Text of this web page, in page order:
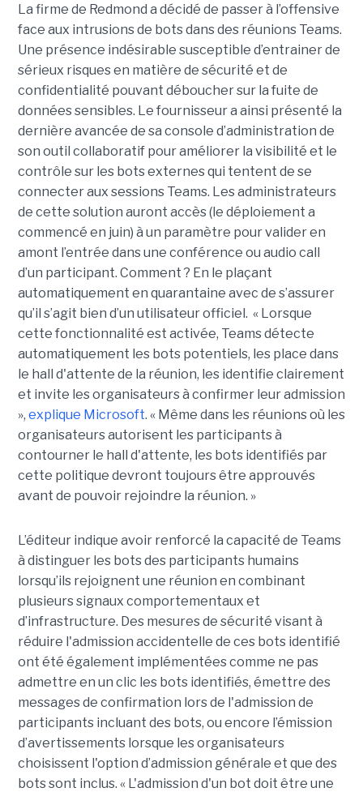
La firme de Redmond a décidé de passer à l’offensive
face aux intrusions de bots dans des réunions Teams.
Une présence indésirable susceptible d’entrainer de
sérieux risques en matière de sécurité et de
confidentialité pouvant déboucher sur la fuite de
données sensibles. Le fournisseur a ainsi présenté la
dernière avancée de sa console d’administration de
son outil collaboratif pour améliorer la visibilité et le
contrôle sur les bots externes qui tentent de se
connecter aux sessions Teams. Les administrateurs
de cette solution auront accès (le déploiement a
commencé en juin) à un paramètre pour valider en
amont l’entrée dans une conférence ou audio call
d’un participant. Comment ? En le plaçant
automatiquement en quarantaine avec de s’assurer
qu’il s’agit bien d’un utilisateur officiel. « Lorsque
cette fonctionnalité est activée, Teams détecte
automatiquement les bots potentiels, les place dans
le hall d'attente de la réunion, les identifie clairement
et invite les organisateurs à confirmer leur admission
», explique Microsoft. « Même dans les réunions où les
organisateurs autorisent les participants à
contourner le hall d'attente, les bots identifiés par
cette politique devront toujours être approuvés
avant de pouvoir rejoindre la réunion. »
L’éditeur indique avoir renforcé la capacité de Teams
à distinguer les bots des participants humains
lorsqu’ils rejoignent une réunion en combinant
plusieurs signaux comportementaux et
d’infrastructure. Des mesures de sécurité visant à
réduire l'admission accidentelle de ces bots identifié
ont été également implémentées comme ne pas
admettre en un clic les bots identifiés, émettre des
messages de confirmation lors de l'admission de
participants incluant des bots, ou encore l’émission
d’avertissements lorsque les organisateurs
choisissent l'option d’admission générale et que des
bots sont inclus. « L'admission d'un bot doit être une